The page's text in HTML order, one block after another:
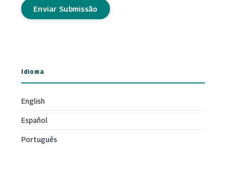
Enviar Submissão
Idioma
English
Español
Português